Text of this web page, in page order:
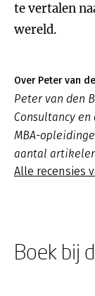
te vertalen
wereld.
Over Peter van
Peter van den
Consultancy
MBA-
aantal
Alle recensies
Boek bij